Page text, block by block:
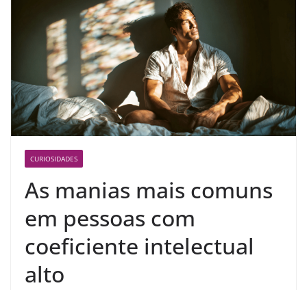
CURIOSIDADES
As manias mais comuns
em pessoas com
coeficiente intelectual
alto